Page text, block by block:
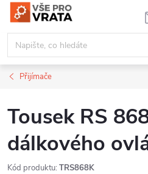
Přejít
obsah
Přijímače
Tousek RS
dálkového
Kód produktu: TRS868K